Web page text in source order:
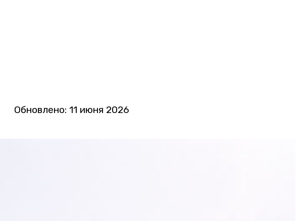
Обновлено: 11 июня 2026